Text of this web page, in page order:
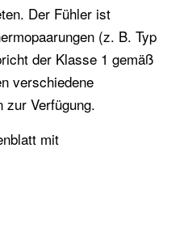
Der Fühler ist
(z. B. Typ
der Klasse 1 gemäß
verschiedene
zur Verfügung.
mit